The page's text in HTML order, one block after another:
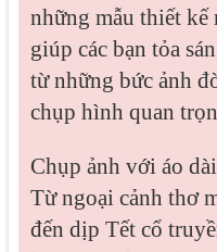
những mẫu thiết kế
giúp các bạn tỏa
từ những bức ảnh
chụp hình quan
Chụp ảnh với áo
Từ ngoại cảnh thơ
đến dịp Tết cổ